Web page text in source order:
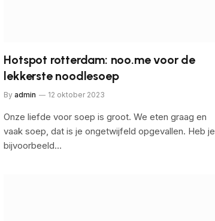
Hotspot rotterdam: noo.me voor de
lekkerste noodlesoep
By admin 12 oktober 2023
Onze liefde voor soep is groot. We eten graag en
vaak soep, dat is je ongetwijfeld opgevallen. Heb je
bijvoorbeeld…